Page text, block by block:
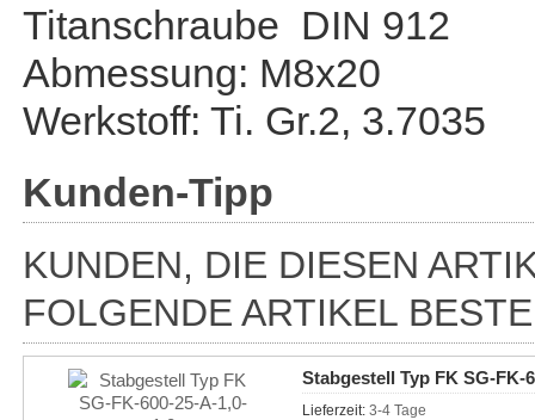
Titanschraube DIN 912
Abmessung: M8x20
Werkstoff: Ti. Gr.2, 3.7035
Kunden-Tipp
KUNDEN, DIE DIESEN
FOLGENDE ARTIKEL
Stabgestell Typ FK SG-FK-
Lieferzeit: 3-4 Tage